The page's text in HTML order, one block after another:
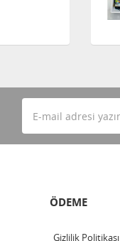
ÖDEME
Gizlilik Politikası